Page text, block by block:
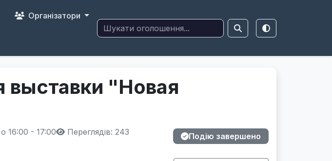
Організатори
выставки "Новая
16:00 - 17:00
Переглядів: 243
Подію завершено